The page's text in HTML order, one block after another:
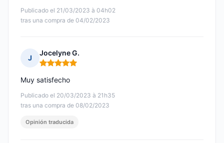
Publicado el 21/03/2023 à 04h02
tras una compra de 04/02/2023
J
Jocelyne G.
Nota: 5 de 5
Publicado el 20/03/2023 à 21h35
tras una compra de 08/02/2023
Muy satisfecho
Opinión traducida